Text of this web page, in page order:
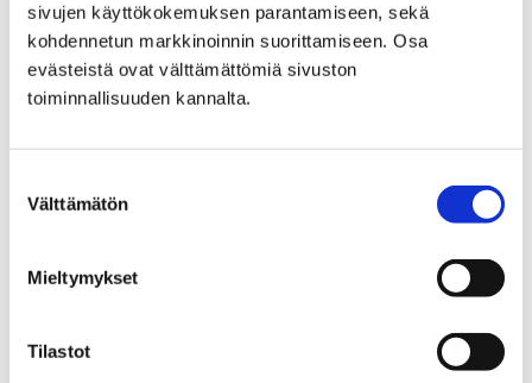
sivujen käyttökokemuksen parantamiseen, sekä
kohdennetun markkinoinnin suorittamiseen. Osa
evästeistä ovat välttämättömiä sivuston
toiminnallisuuden kannalta.
valinta
Välttämätön
Mieltymykset
Tilastot
Lue kokemuksia asiakasraadista: klikkaa tästä
kansalaisopistossa
Kurssitarjonta ja